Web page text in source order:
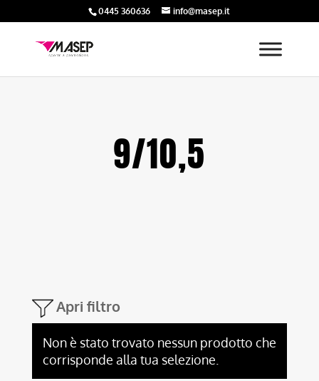
0445 360636 info@masep.it
9/10,5
Apri filtro
Non è stato trovato nessun prodotto che
corrisponde alla tua selezione.